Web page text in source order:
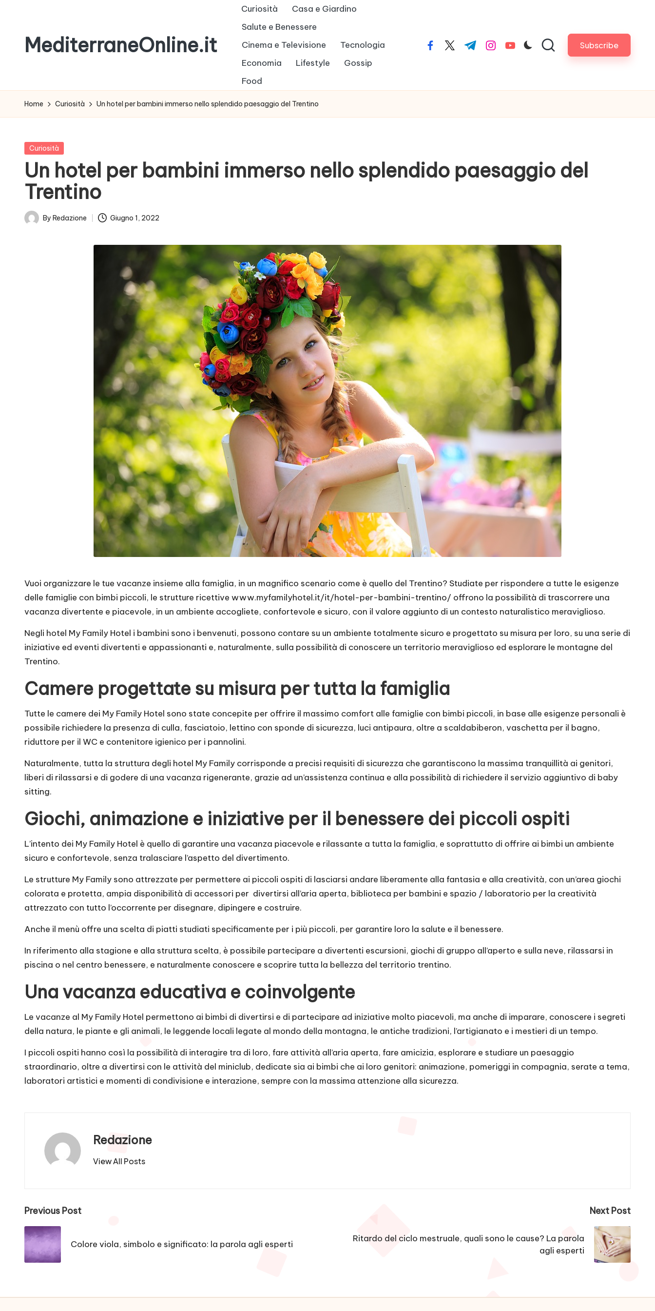
contentMediterraneOnline.it
aggiornato
con
le
News
Curiosità
Casa e Giardino
Salute e Benessere
Cinema e Televisione
Tecnologia
Economia
Lifestyle
Gossip
Food
facebook.com
twitter.com
t.me instagram.com
youtube.com Subscribe
Home Curiosità Un hotel per bambini immerso nello splendido paesaggio del Trentino
Posted
Curiosità
Un hotel per bambini immerso nello splendido paesaggio del
Trentino
Posted
By Redazione Giugno 1, 2022
Vuoi organizzare le tue vacanze insieme alla famiglia, in un magnifico scenario come è quello del Trentino? Studiate per rispondere a tutte le esigenze
delle famiglie con bimbi piccoli, le strutture ricettive www.myfamilyhotel.it/it/hotel-per-bambini-trentino/ offrono la possibilità di trascorrere una
vacanza divertente e piacevole, in un ambiente accogliete, confortevole e sicuro, con il valore aggiunto di un contesto naturalistico meraviglioso.
Negli hotel My Family Hotel i bambini sono i benvenuti, possono contare su un ambiente totalmente sicuro e progettato su misura per loro, su una serie di
iniziative ed eventi divertenti e appassionanti e, naturalmente, sulla possibilità di conoscere un territorio meraviglioso ed esplorare le montagne del
Trentino.
Camere progettate su misura per tutta la famiglia
Tutte le camere dei My Family Hotel sono state concepite per offrire il massimo comfort alle famiglie con bimbi piccoli, in base alle esigenze personali è
possibile richiedere la presenza di culla, fasciatoio, lettino con sponde di sicurezza, luci antipaura, oltre a scaldabiberon, vaschetta per il bagno,
riduttore per il WC e contenitore igienico per i pannolini.
Naturalmente, tutta la struttura degli hotel My Family corrisponde a precisi requisiti di sicurezza che garantiscono la massima tranquillità ai genitori,
liberi di rilassarsi e di godere di una vacanza rigenerante, grazie ad un’assistenza continua e alla possibilità di richiedere il servizio aggiuntivo di baby
sitting.
Giochi, animazione e iniziative per il benessere dei piccoli ospiti
L’intento dei My Family Hotel è quello di garantire una vacanza piacevole e rilassante a tutta la famiglia, e soprattutto di offrire ai bimbi un ambiente
sicuro e confortevole, senza tralasciare l’aspetto del divertimento.
Le strutture My Family sono attrezzate per permettere ai piccoli ospiti di lasciarsi andare liberamente alla fantasia e alla creatività, con un’area giochi
colorata e protetta, ampia disponibilità di accessori per divertirsi all’aria aperta, biblioteca per bambini e spazio / laboratorio per la creatività
attrezzato con tutto l’occorrente per disegnare, dipingere e costruire.
Anche il menù offre una scelta di piatti studiati specificamente per i più piccoli, per garantire loro la salute e il benessere.
In riferimento alla stagione e alla struttura scelta, è possibile partecipare a divertenti escursioni, giochi di gruppo all’aperto e sulla neve, rilassarsi in
piscina o nel centro benessere, e naturalmente conoscere e scoprire tutta la bellezza del territorio trentino.
Una vacanza educativa e coinvolgente
Le vacanze al My Family Hotel permettono ai bimbi di divertirsi e di partecipare ad iniziative molto piacevoli, ma anche di imparare, conoscere i segreti
della natura, le piante e gli animali, le leggende locali legate al mondo della montagna, le antiche tradizioni, l’artigianato e i mestieri di un tempo.
I piccoli ospiti hanno così la possibilità di interagire tra di loro, fare attività all’aria aperta, fare amicizia, esplorare e studiare un paesaggio
straordinario, oltre a divertirsi con le attività del miniclub, dedicate sia ai bimbi che ai loro genitori: animazione, pomeriggi in compagnia, serate a tema,
laboratori artistici e momenti di condivisione e interazione, sempre con la massima attenzione alla sicurezza.
Redazione
View All Posts
Post
navigation
Previous Post
Colore viola, simbolo e significato: la parola agli esperti
Next Post
Ritardo del ciclo mestruale, quali sono le cause? La parola
agli esperti